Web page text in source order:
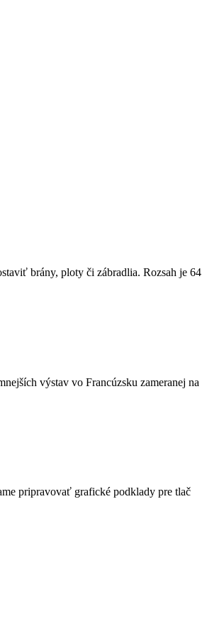
brány, ploty či zábradlia. Rozsah je 64
výstav vo Francúzsku zameranej na
pripravovať grafické podklady pre tlač